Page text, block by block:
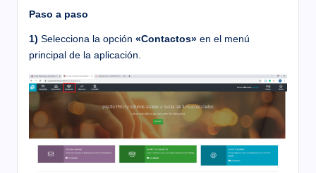
Paso a paso
1) Selecciona la opción «Contactos» en el menú
principal de la aplicación.